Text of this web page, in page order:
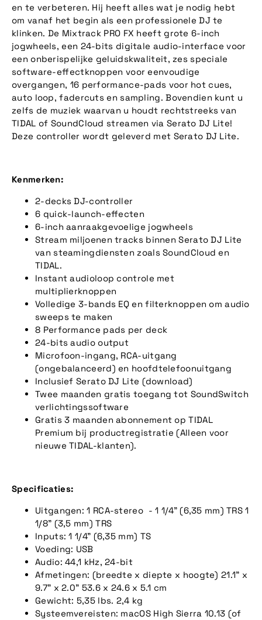
en te verbeteren. Hij heeft alles wat je nodig hebt
om vanaf het begin als een professionele DJ te
klinken. De Mixtrack PRO FX heeft grote 6-inch
jogwheels, een 24-bits digitale audio-interface voor
een onberispelijke geluidskwaliteit, zes speciale
software-effectknoppen voor eenvoudige
overgangen, 16 performance-pads voor hot cues,
auto loop, fadercuts en sampling. Bovendien kunt u
zelfs de muziek waarvan u houdt rechtstreeks van
TIDAL of SoundCloud streamen via Serato DJ Lite!
Deze controller wordt geleverd met Serato DJ Lite.
Kenmerken:
2-decks DJ-controller
6 quick-launch-effecten
6-inch aanraakgevoelige jogwheels
Stream miljoenen tracks binnen Serato DJ Lite
van steamingdiensten zoals SoundCloud en
TIDAL.
Instant audioloop controle met
multiplierknoppen
Volledige 3-bands EQ en filterknoppen om audio
sweeps te maken
8 Performance pads per deck
24-bits audio output
Microfoon-ingang, RCA-uitgang
(ongebalanceerd) en hoofdtelefoonuitgang
Inclusief Serato DJ Lite (download)
Twee maanden gratis toegang tot SoundSwitch
verlichtingssoftware
Gratis 3 maanden abonnement op TIDAL
Premium bij productregistratie (Alleen voor
nieuwe TIDAL-klanten).
Specificaties:
Uitgangen: 1 RCA-stereo - 1 1/4" (6,35 mm) TRS 1
1/8" (3,5 mm) TRS
Inputs: 1 1/4" (6,35 mm) TS
Voeding: USB
Audio: 44,1 kHz, 24-bit
Afmetingen: (breedte x diepte x hoogte) 21.1" x
9.7" x 2.0" 53.6 x 24.6 x 5.1 cm
Gewicht: 5,35 lbs. 2,4 kg
Systeemvereisten: macOS High Sierra 10.13 (of